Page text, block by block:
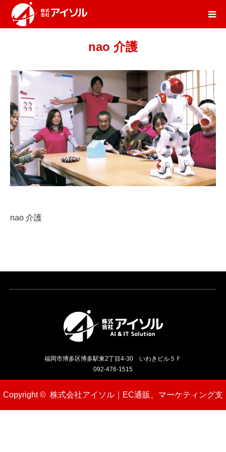
nao 介護
nao 介護
福岡市博多区博多駅東2丁目4-30 いわきビル５Ｆ
092-476-1515
Copyright © 株式会社アイソル｜EC通販、マーケティング支